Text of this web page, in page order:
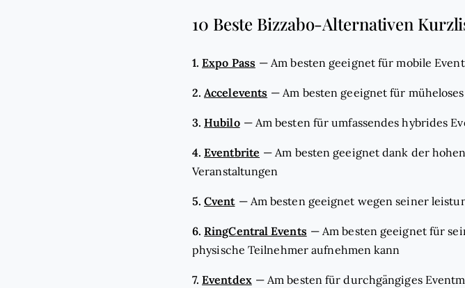
10 Beste Bizzabo-Alternativen
1. Expo Pass — Am besten geeignet für mobile
2. Accelevents — Am besten geeignet für
3. Hubilo — Am besten für umfassendes hybrides
4. Eventbrite — Am besten geeignet dank der
Veranstaltungen
5. Cvent — Am besten geeignet wegen seiner
6. RingCentral Events — Am besten geeignet für
physische Teilnehmer aufnehmen kann
7. Eventdex — Am besten für durchgängiges